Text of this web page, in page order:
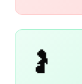
🤰